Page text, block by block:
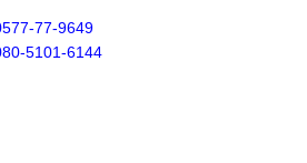
77-9649
5101-6144